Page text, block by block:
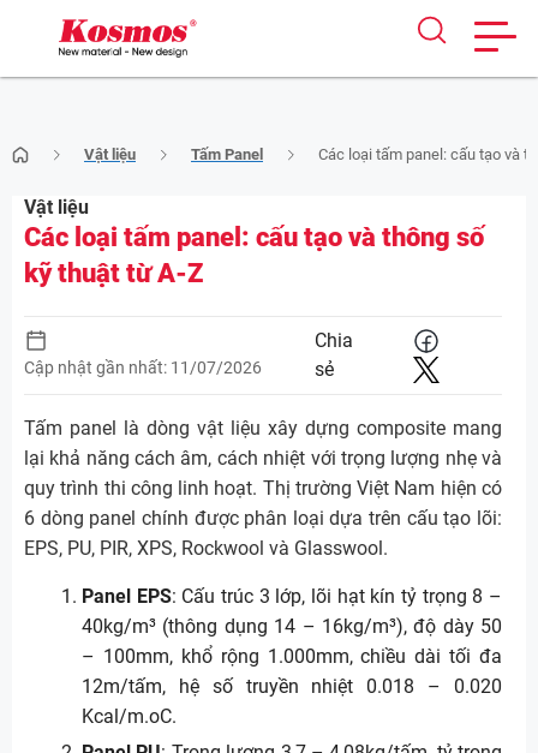
to
content
Vật liệu Tấm Panel Các loại tấm panel: cấu tạo và
Vật liệu
Các loại tấm panel: cấu tạo và thông số
kỹ thuật từ A-Z
Cập nhật gần nhất: 11/07/2026
Chia
sẻ
Tấm panel là dòng vật liệu xây dựng composite mang
lại khả năng cách âm, cách nhiệt với trọng lượng nhẹ và
quy trình thi công linh hoạt. Thị trường Việt Nam hiện có
6 dòng panel chính được phân loại dựa trên cấu tạo lõi:
EPS, PU, PIR, XPS, Rockwool và Glasswool.
Panel EPS: Cấu trúc 3 lớp, lõi hạt kín tỷ trọng 8 –
40kg/m³ (thông dụng 14 – 16kg/m³), độ dày 50
– 100mm, khổ rộng 1.000mm, chiều dài tối đa
12m/tấm, hệ số truyền nhiệt 0.018 – 0.020
Kcal/m.oC.